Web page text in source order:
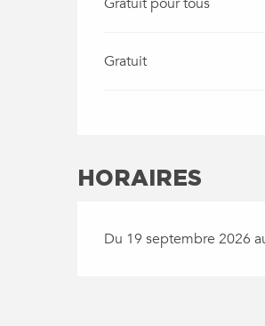
Gratuit
HORAIRES
Du 19 septembre 2026